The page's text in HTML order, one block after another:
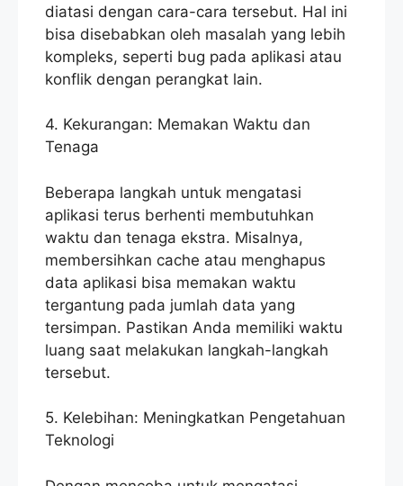
diatasi dengan cara-cara tersebut. Hal ini
bisa disebabkan oleh masalah yang lebih
kompleks, seperti bug pada aplikasi atau
konflik dengan perangkat lain.
4. Kekurangan: Memakan Waktu dan
Tenaga
Beberapa langkah untuk mengatasi
aplikasi terus berhenti membutuhkan
waktu dan tenaga ekstra. Misalnya,
membersihkan cache atau menghapus
data aplikasi bisa memakan waktu
tergantung pada jumlah data yang
tersimpan. Pastikan Anda memiliki waktu
luang saat melakukan langkah-langkah
tersebut.
5. Kelebihan: Meningkatkan Pengetahuan
Teknologi